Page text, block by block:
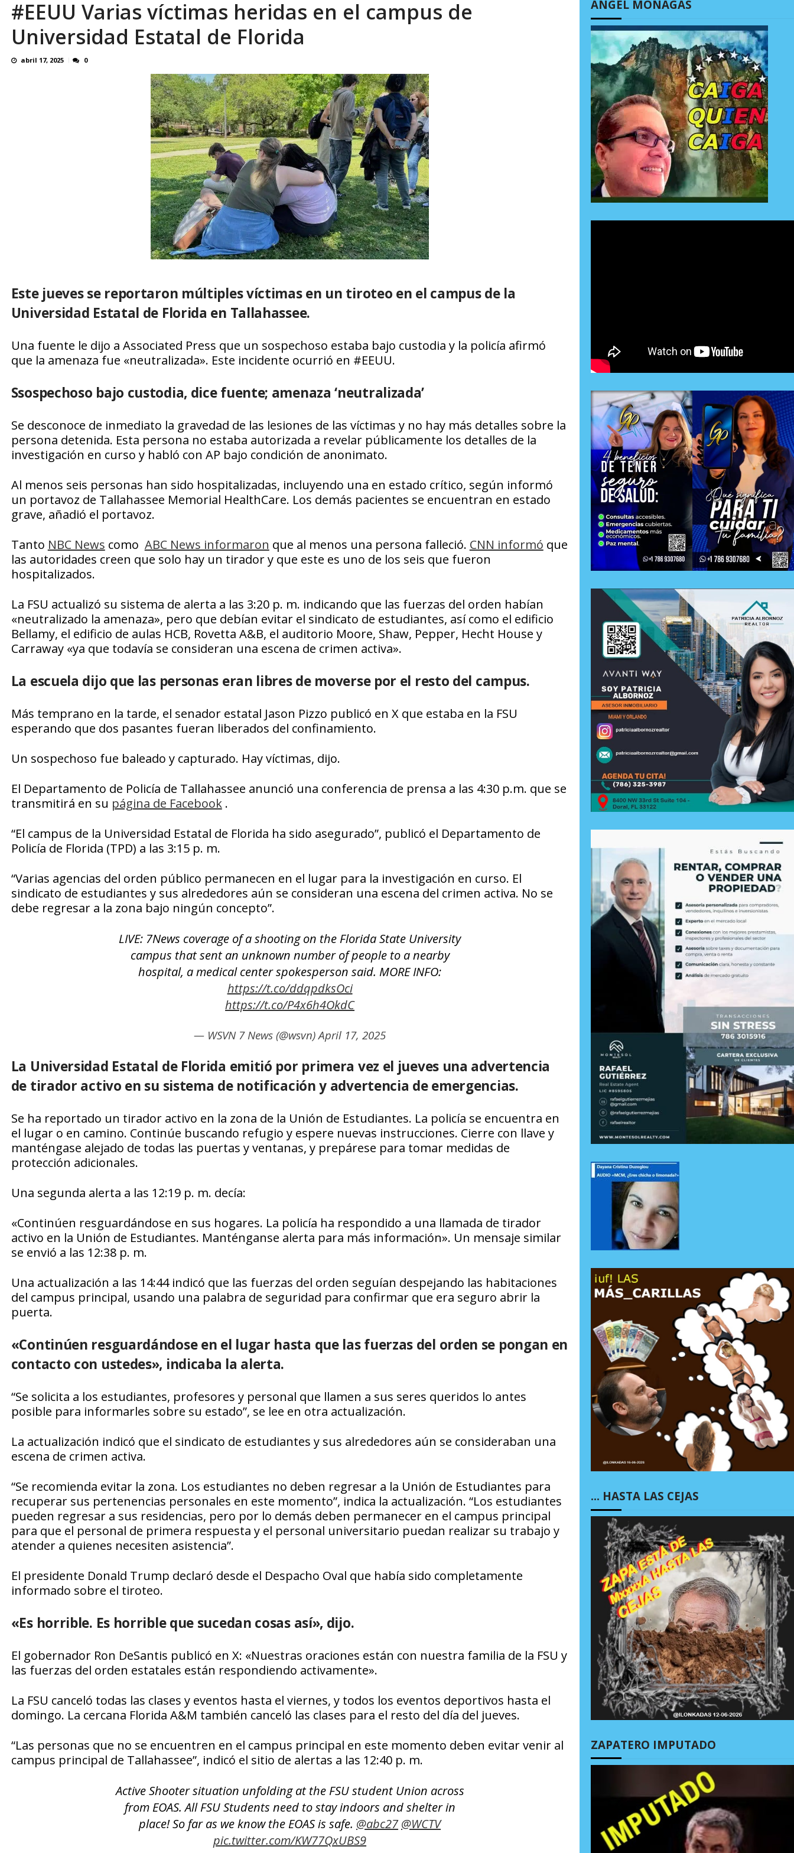
¿QUE PROTEGES TU? Por: Miguel Ángel León R AGOSTO 8, 2026
#EEUU Varias víctimas heridas en el campus de
Universidad Estatal de Florida
abril 17, 2025 0
Este jueves se reportaron múltiples víctimas en un tiroteo en el campus de la
Universidad Estatal de Florida en Tallahassee.
Una fuente le dijo a Associated Press que un sospechoso estaba bajo custodia y la policía afirmó
que la amenaza fue «neutralizada». Este incidente ocurrió en #EEUU.
Ssospechoso bajo custodia, dice fuente; amenaza ‘neutralizada’
Se desconoce de inmediato la gravedad de las lesiones de las víctimas y no hay más detalles sobre la
persona detenida. Esta persona no estaba autorizada a revelar públicamente los detalles de la
investigación en curso y habló con AP bajo condición de anonimato.
Al menos seis personas han sido hospitalizadas, incluyendo una en estado crítico, según informó
un portavoz de Tallahassee Memorial HealthCare. Los demás pacientes se encuentran en estado
grave, añadió el portavoz.
Tanto NBC News como ABC News informaron que al menos una persona falleció. CNN informó que
las autoridades creen que solo hay un tirador y que este es uno de los seis que fueron
hospitalizados.
La FSU actualizó su sistema de alerta a las 3:20 p. m. indicando que las fuerzas del orden habían
«neutralizado la amenaza», pero que debían evitar el sindicato de estudiantes, así como el edificio
Bellamy, el edificio de aulas HCB, Rovetta A&B, el auditorio Moore, Shaw, Pepper, Hecht House y
Carraway «ya que todavía se consideran una escena de crimen activa».
La escuela dijo que las personas eran libres de moverse por el resto del campus.
Más temprano en la tarde, el senador estatal Jason Pizzo publicó en X que estaba en la FSU
esperando que dos pasantes fueran liberados del confinamiento.
Un sospechoso fue baleado y capturado. Hay víctimas, dijo.
El Departamento de Policía de Tallahassee anunció una conferencia de prensa a las 4:30 p.m. que se
transmitirá en su página de Facebook.
“El campus de la Universidad Estatal de Florida ha sido asegurado”, publicó el Departamento de
Policía de Florida (TPD) a las 3:15 p. m.
“Varias agencias del orden público permanecen en el lugar para la investigación en curso. El
sindicato de estudiantes y sus alrededores aún se consideran una escena del crimen activa. No se
debe regresar a la zona bajo ningún concepto”.
LIVE: 7News coverage of a shooting on the Florida State University
campus that sent an unknown number of people to a nearby
hospital, a medical center spokesperson said. MORE INFO:
https://t.co/ddqpdksOci
https://t.co/P4x6h4OkdC
— WSVN 7 News (@wsvn)April 17, 2025
La Universidad Estatal de Florida emitió por primera vez el jueves una advertencia
de tirador activo en su sistema de notificación y advertencia de emergencias.
Se ha reportado un tirador activo en la zona de la Unión de Estudiantes. La policía se encuentra en
el lugar o en camino. Continúe buscando refugio y espere nuevas instrucciones. Cierre con llave y
manténgase alejado de todas las puertas y ventanas, y prepárese para tomar medidas de
protección adicionales.
Una segunda alerta a las 12:19 p. m. decía:
«Continúen resguardándose en sus hogares. La policía ha respondido a una llamada de tirador
activo en la Unión de Estudiantes. Manténganse alerta para más información». Un mensaje similar
se envió a las 12:38 p. m.
Una actualización a las 14:44 indicó que las fuerzas del orden seguían despejando las habitaciones
del campus principal, usando una palabra de seguridad para confirmar que era seguro abrir la
puerta.
«Continúen resguardándose en el lugar hasta que las fuerzas del orden se pongan en
contacto con ustedes», indicaba la alerta.
“Se solicita a los estudiantes, profesores y personal que llamen a sus seres queridos lo antes
posible para informarles sobre su estado”, se lee en otra actualización.
La actualización indicó que el sindicato de estudiantes y sus alrededores aún se consideraban una
escena de crimen activa.
“Se recomienda evitar la zona. Los estudiantes no deben regresar a la Unión de Estudiantes para
recuperar sus pertenencias personales en este momento”, indica la actualización. “Los estudiantes
pueden regresar a sus residencias, pero por lo demás deben permanecer en el campus principal
para que el personal de primera respuesta y el personal universitario puedan realizar su trabajo y
atender a quienes necesiten asistencia”.
El presidente Donald Trump declaró desde el Despacho Oval que había sido completamente
informado sobre el tiroteo.
«Es horrible. Es horrible que sucedan cosas así», dijo.
El gobernador Ron DeSantis publicó en X: «Nuestras oraciones están con nuestra familia de la FSU y
las fuerzas del orden estatales están respondiendo activamente».
La FSU canceló todas las clases y eventos hasta el viernes, y todos los eventos deportivos hasta el
domingo. La cercana Florida A&M también canceló las clases para el resto del día del jueves.
“Las personas que no se encuentren en el campus principal en este momento deben evitar venir al
campus principal de Tallahassee”, indicó el sitio de alertas a las 12:40 p. m.
Active Shooter situation unfolding at the FSU student Union across
from EOAS. All FSU Students need to stay indoors and shelter in
place! So far as we know the EOAS is safe. @abc27 @WCTV
pic.twitter.com/KW77QxUBS9
ÁNGEL MONAGAS
… HASTA LAS CEJAS
ZAPATERO IMPUTADO